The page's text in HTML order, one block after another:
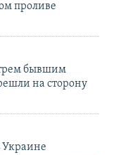
проливе
бывшим
на сторону
Украине